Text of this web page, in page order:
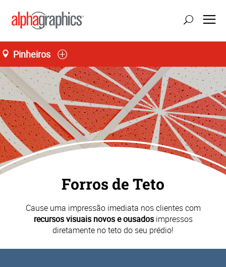
Pinheiros
Forros de Teto
Cause uma impressão imediata nos clientes com
recursos visuais novos e ousadosimpressos
diretamente no teto do seu prédio!